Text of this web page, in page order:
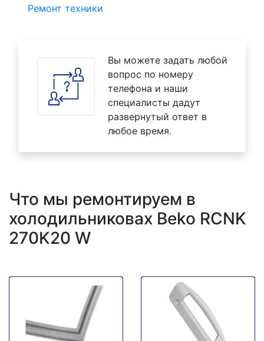
Ремонт техники
Вы можете задать любой
вопрос по номеру
телефона и наши
специалисты дадут
развернутый ответ в
любое время.
Что мы ремонтируем в
холодильниковах Beko RCNK
270K20 W